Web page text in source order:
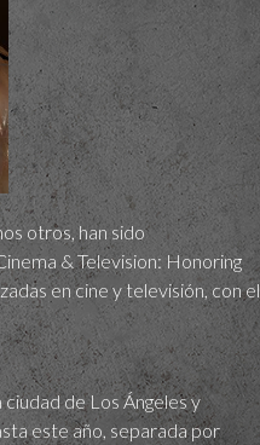
otros, han sido
& Television: Honoring
en cine y televisión, con el
de Los Ángeles y
este año, separada por